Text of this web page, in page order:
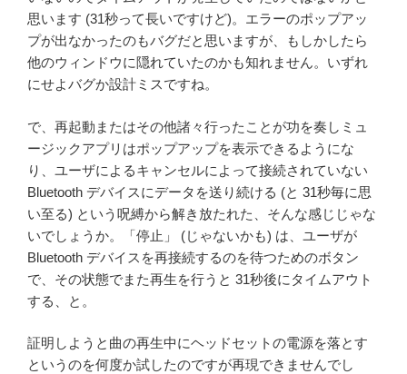
思います (31秒って長いですけど)。エラーのポップアッ
プが出なかったのもバグだと思いますが、もしかしたら
他のウィンドウに隠れていたのかも知れません。いずれ
にせよバグか設計ミスですね。
で、再起動またはその他諸々行ったことが功を奏しミュ
ージックアプリはポップアップを表示できるようにな
り、ユーザによるキャンセルによって接続されていない
Bluetooth デバイスにデータを送り続ける (と 31秒毎に思
い至る) という呪縛から解き放たれた、そんな感じじゃな
いでしょうか。「停止」 (じゃないかも) は、ユーザが
Bluetooth デバイスを再接続するのを待つためのボタン
で、その状態でまた再生を行うと 31秒後にタイムアウト
する、と。
証明しようと曲の再生中にヘッドセットの電源を落とす
というのを何度か試したのですが再現できませんでし